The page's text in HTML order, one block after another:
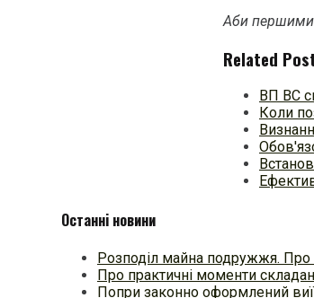
Аби першими
Related
ВП ВС
Коли
Останні новини
Розподіл майна подружжя. Про
Про практичні моменти
Попри законно оформлений